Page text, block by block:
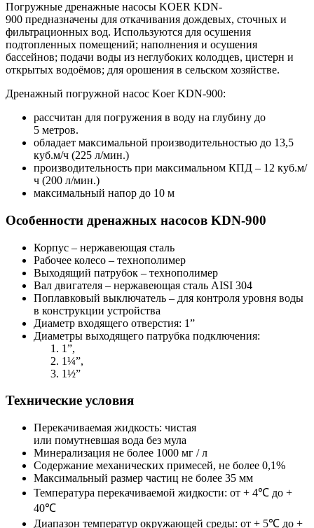
Погружные дренажные насосы KOER KDN-
900 предназначены для откачивания дождевых, сточных и
фильтрационных вод. Используются для осушения
подтопленных помещений; наполнения и осушения
бассейнов; подачи воды из неглубоких колодцев, цистерн и
открытых водоёмов; для орошения в сельском хозяйстве.
Дренажный погружной насос Koer KDN-900:
рассчитан для погружения в воду на глубину до
5 метров.
обладает максимальной производительностью до 13,5
куб.м/ч (225 л/мин.)
производительность при максимальном КПД – 12 куб.м/
ч (200 л/мин.)
максимальный напор до 10 м
Особенности дренажных насосов KDN-900
Корпус – нержавеющая сталь
Рабочее колесо – технополимер
Выходящий патрубок – технополимер
Вал двигателя – нержавеющая сталь AISI 304
Поплавковый выключатель – для контроля уровня воды
в конструкции устройства
Диаметр входящего отверстия: 1”
Диаметры выходящего патрубка подключения:
1”,
1¼”,
1½”
Технические условия
Перекачиваемая жидкость: чистая
или помутневшая вода без мула
Минерализация не более 1000 мг / л
Содержание механических примесей, не более 0,1%
Максимальный размер частиц не более 35 мм
Температура перекачиваемой жидкости: от + 4℃ до +
40℃
Диапазон температур окружающей среды: от + 5℃ до +